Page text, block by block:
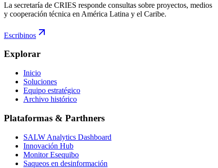
La secretaría de CRIES responde consultas sobre proyectos, medios
y cooperación técnica en América Latina y el Caribe.
Escribinos
Explorar
Inicio
Soluciones
Equipo estratégico
Archivo histórico
Plataformas & Parthners
SALW Analytics Dashboard
Innovación Hub
Monitor Esequibo
Saqueos en desinformación